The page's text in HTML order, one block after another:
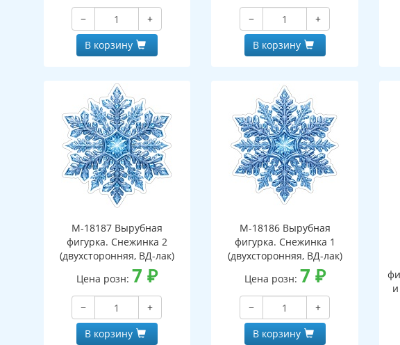
−
+
В корзину
−
+
В корзину
М-18187 Вырубная
фигурка. Снежинка 2
(двухсторонняя, ВД-лак)
Цена розн: 7 ₽
−
+
В корзину
М-18186 Вырубная
фигурка. Снежинка 1
(двухсторонняя, ВД-лак)
Цена розн: 7 ₽
−
+
В корзину